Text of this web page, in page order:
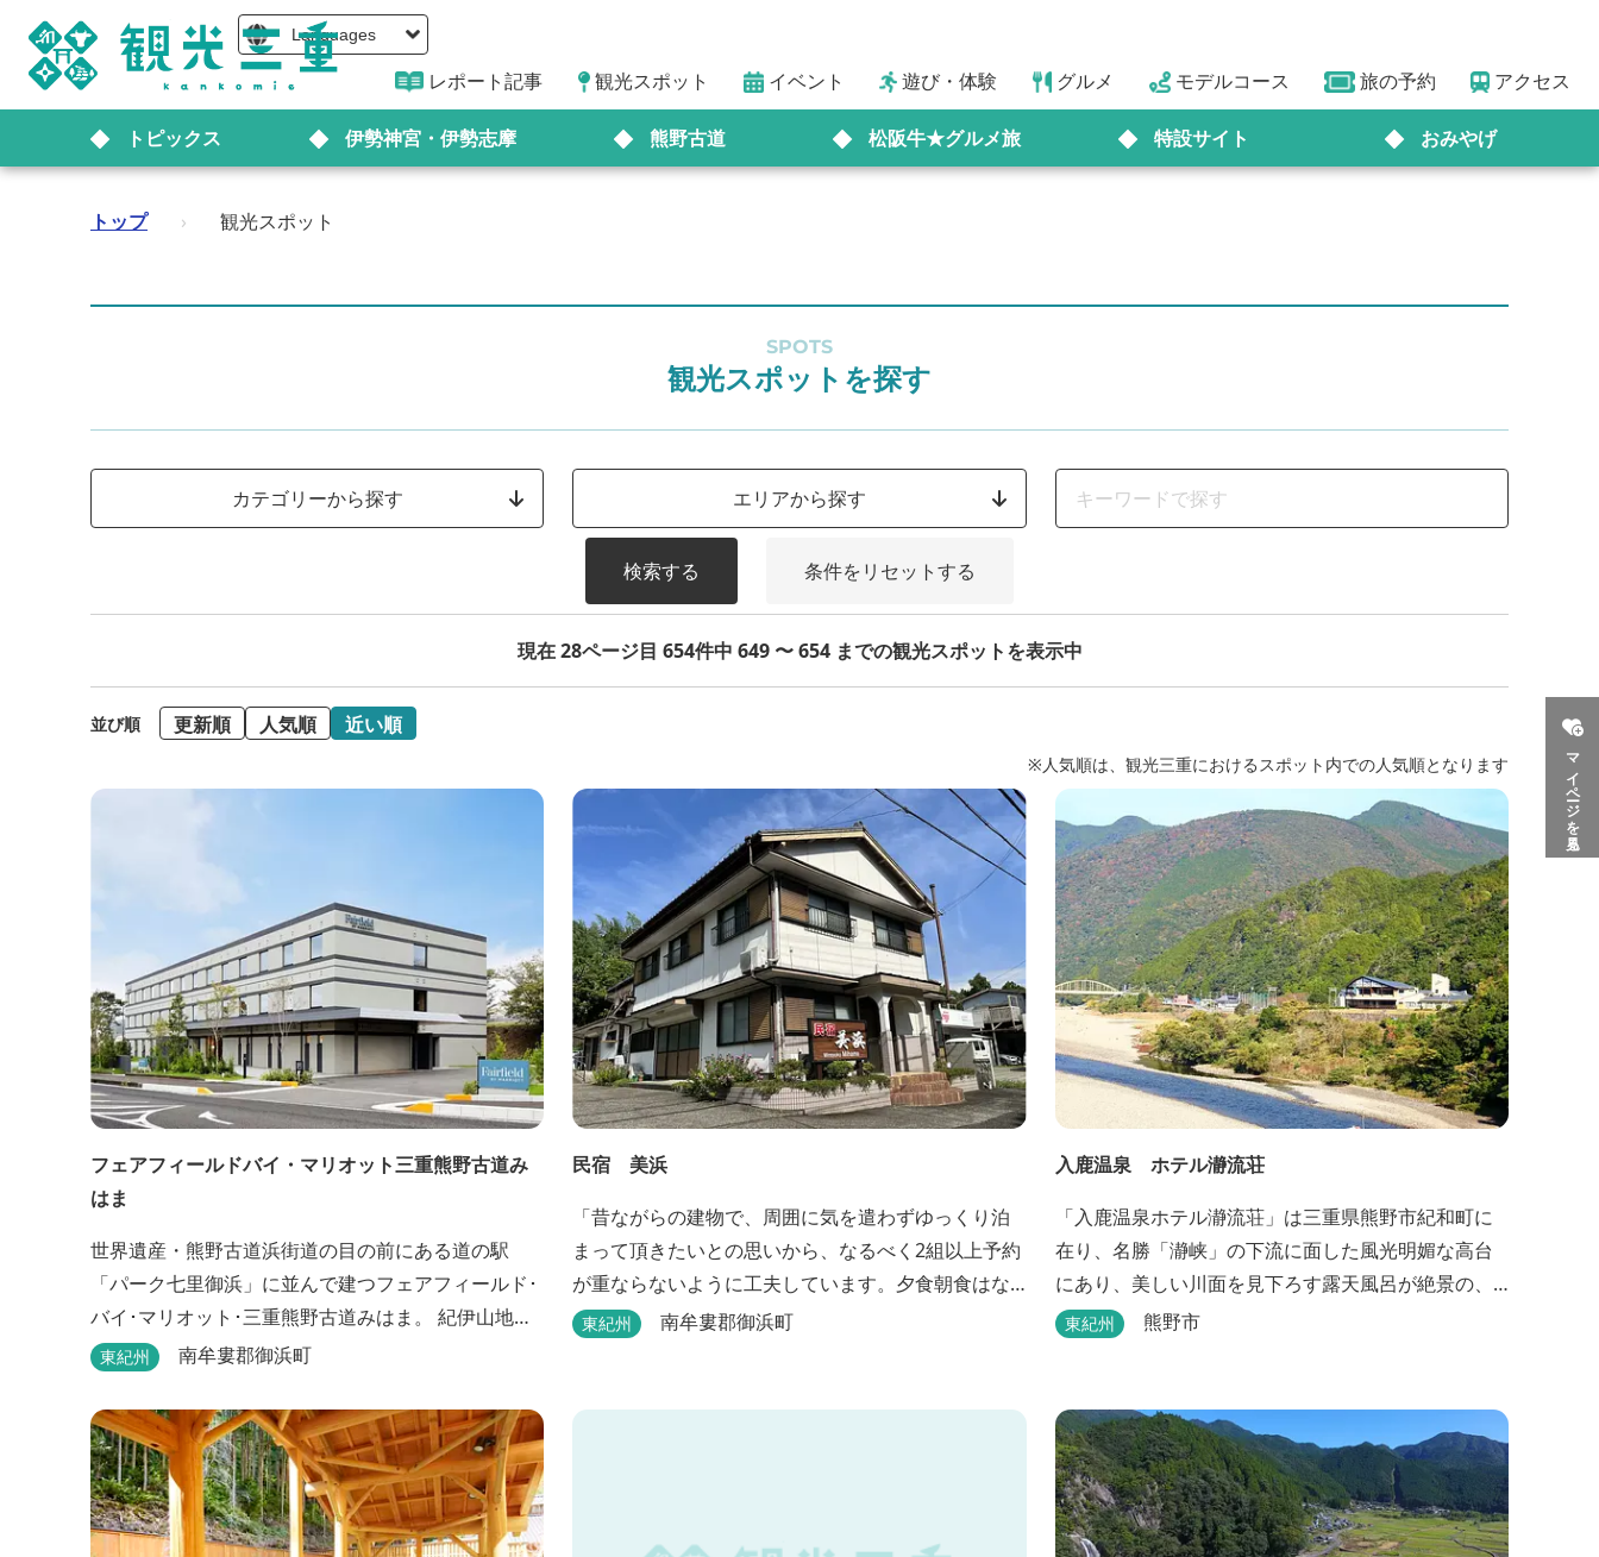
Languages
レポート記事 観光スポット イベント 遊び・体験 グルメ モデルコース 旅の予約 アクセス
トピックス 伊勢神宮・伊勢志摩 熊野古道 松阪牛★グルメ旅 特設サイト おみやげ
マイページを見る
トップ › 観光スポット
SPOTS
観光スポットを探す
カテゴリーから探す エリアから探す
検索する 条件をリセットする
現在 28ページ目 654件中 649 〜 654 までの観光スポットを表示中
並び順 更新順 人気順 近い順
※人気順は、観光三重におけるスポット内での人気順となります
フェアフィールドバイ・マリオット三重熊野古道み
はま
世界遺産・熊野古道浜街道の目の前にある道の駅
「パーク七里御浜」に並んで建つフェアフィールド･
バイ･マリオット･三重熊野古道みはま。 紀伊山地を
背に雄大な熊野灘を望み、渚百選に選ばれた七里御
て暖かで過ごしやすく、季節を通じて穫れる数々の
品種のみかんをはじめ、豊富な畑の幸や海の幸を堪
能していただけます。 風光明媚な御浜を巡る旅の拠
点として、当...
東紀州 南牟婁郡御浜町
民宿 美浜
「昔ながらの建物で、周囲に気を遣わずゆっくり泊
まって頂きたいとの思いから、なるべく2組以上予約
が重ならないように工夫しています。夕食朝食はな
るべく、地元のものを使って、仕事などで連泊の方
東紀州 南牟婁郡御浜町
入鹿温泉 ホテル瀞流荘
「入鹿温泉ホテル瀞流荘」は三重県熊野市紀和町に
在り、名勝「瀞峡」の下流に面した風光明媚な高台
にあり、美しい川面を見下ろす露天風呂が絶景の、
静かにゆっくりとお過ごしいただくことができる温
（熊野三山）、玉置神社が近くに点在し、和歌山・
奈良の遺産や名所からも近いことから観光アクセス
には大変便利な立地と...
東紀州 熊野市